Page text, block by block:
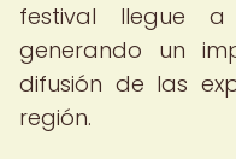
festival llegue
generando un
difusión de las
región.